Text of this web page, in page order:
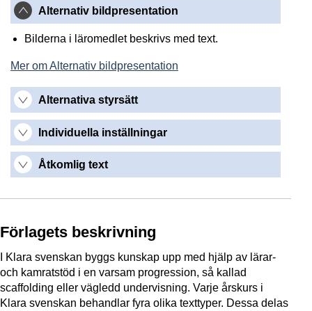
Alternativ bildpresentation
Bilderna i läromedlet beskrivs med text.
Mer om Alternativ bildpresentation
Alternativa styrsätt
Individuella inställningar
Åtkomlig text
Förlagets beskrivning
I Klara svenskan byggs kunskap upp med hjälp av lärar-
och kamratstöd i en varsam progression, så kallad
scaffolding eller vägledd undervisning. Varje årskurs i
Klara svenskan behandlar fyra olika texttyper. Dessa delas